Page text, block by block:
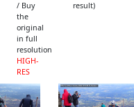
/ Buy
the
original
in full
resolution
HIGH-
RES
result)